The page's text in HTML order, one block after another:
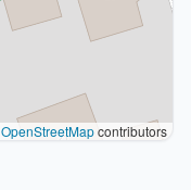
OpenStreetMapcontributors